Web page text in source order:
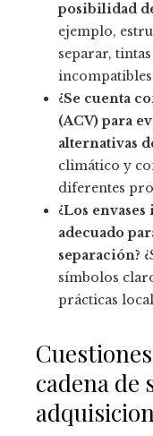
posibilidad
ejemplo,
separar,
¿Se cuenta
(ACV) para
alternativas
climático y
diferentes
¿Los
adecuado
separación?
símbolos
prácticas
cadena de